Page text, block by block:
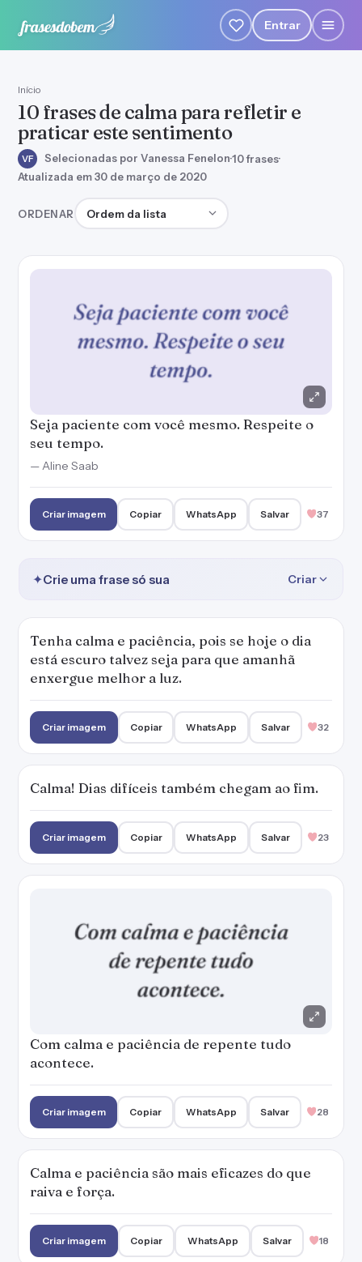
Entrar
Início
10 frases de calma para refletir e
praticar este sentimento
VF Selecionadas por Vanessa Fenelon·10 frases·
Atualizada em 30 de março de 2020
ORDENAR Ordenar frases
Seja paciente com você mesmo. Respeite o
seu tempo.
— Aline Saab
Criar imagem Copiar WhatsApp Salvar 37
✦Crie uma frase só sua Criar
Tenha calma e paciência, pois se hoje o dia
está escuro talvez seja para que amanhã
enxergue melhor a luz.
Criar imagem Copiar WhatsApp Salvar 32
Calma! Dias difíceis também chegam ao fim.
Criar imagem Copiar WhatsApp Salvar 23
Com calma e paciência de repente tudo
acontece.
Criar imagem Copiar WhatsApp Salvar 28
Calma e paciência são mais eficazes do que
raiva e força.
Criar imagem Copiar WhatsApp Salvar 18